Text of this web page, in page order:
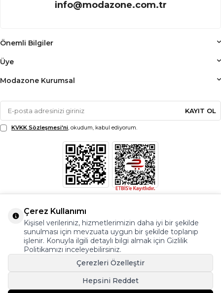
info@modazone.com.tr
Önemli Bilgiler
Üye
Modazone Kurumsal
KAYIT OL
KVKK Sözleşmesi'ni, okudum, kabul ediyorum.
Çerez Kullanımı
Kişisel verileriniz, hizmetlerimizin daha iyi bir şekilde
sunulması için mevzuata uygun bir şekilde toplanıp
işlenir. Konuyla ilgili detaylı bilgi almak için Gizlilik
Politikamızı inceleyebilirsiniz.
Çerezleri Özelleştir
Hepsini Reddet